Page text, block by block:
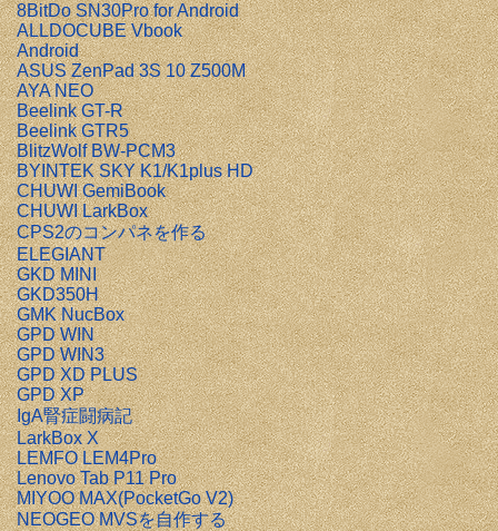
8BitDo SN30Pro for Android
ALLDOCUBE Vbook
Android
ASUS ZenPad 3S 10 Z500M
AYA NEO
Beelink GT-R
Beelink GTR5
BlitzWolf BW-PCM3
BYINTEK SKY K1/K1plus HD
CHUWI GemiBook
CHUWI LarkBox
CPS2のコンパネを作る
ELEGIANT
GKD MINI
GKD350H
GMK NucBox
GPD WIN
GPD WIN3
GPD XD PLUS
GPD XP
IgA腎症闘病記
LarkBox X
LEMFO LEM4Pro
Lenovo Tab P11 Pro
MIYOO MAX(PocketGo V2)
NEOGEO MVSを自作する